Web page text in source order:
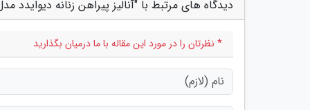
دیدگاه های مرتبط با "آنالیز پیراهن زنانه دیوایدد مدل 0596612003؛ بهاری و
* نظرتان را در مورد این مقاله با ما درمیان بگذارید